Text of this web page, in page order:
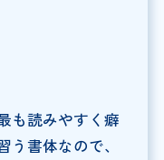
も読みやすく癖
書体なので、